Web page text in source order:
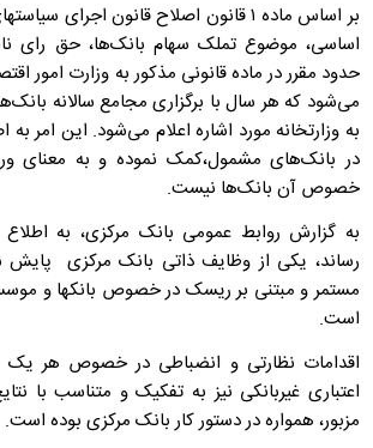
اساسی، موضوع تملک سهام بانک‌ها، حق رای
حدود مقرر در ماده قانونی مذکور به وزارت امور
می‌شود که هر سال با برگزاری مجامع سالانه
به وزارتخانه مورد اشاره اعلام می‌شود. این امر به
در بانک‌های مشمول،کمک نموده و به معنای
خصوص آن بانک‌ها نیست.
به گزارش روابط عمومی بانک مرکزی، به
رساند، یکی از وظایف ذاتی بانک مرکزی پایش
مستمر و مبتنی بر ریسک در خصوص بانکها و
است.
اقدامات نظارتی و انضباطی در خصوص هر یک
اعتباری غیربانکی نیز به تفکیک و متناسب با
مزبور، همواره در دستور کار بانک مرکزی بوده است.